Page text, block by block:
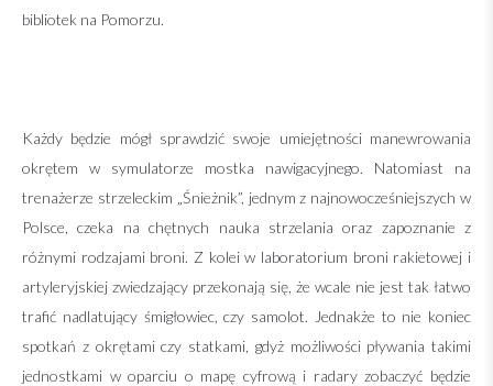
bibliotek na Pomorzu.
Każdy będzie mógł sprawdzić swoje umiejętności manewrowania
okrętem w symulatorze mostka nawigacyjnego. Natomiast na
trenażerze strzeleckim „Śnieżnik”, jednym z najnowocześniejszych w
Polsce, czeka na chętnych nauka strzelania oraz zapoznanie z
różnymi rodzajami broni. Z kolei w laboratorium broni rakietowej i
artyleryjskiej zwiedzający przekonają się, że wcale nie jest tak łatwo
trafić nadlatujący śmigłowiec, czy samolot. Jednakże to nie koniec
spotkań z okrętami czy statkami, gdyż możliwości pływania takimi
jednostkami w oparciu o mapę cyfrową i radary zobaczyć będzie